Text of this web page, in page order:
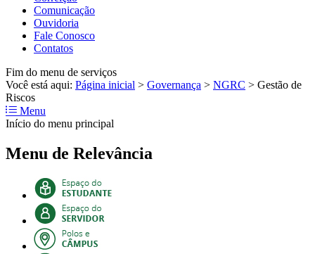
Comunicação
Ouvidoria
Fale Conosco
Contatos
Fim do menu de serviços
Você está aqui: Página inicial > Governança > NGRC > Gestão de
Riscos
Menu
Início do menu principal
Menu de Relevância